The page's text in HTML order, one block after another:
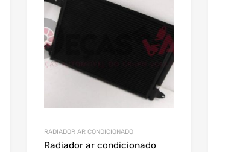
RADIADOR AR CONDICIONADO
Radiador ar condicionado